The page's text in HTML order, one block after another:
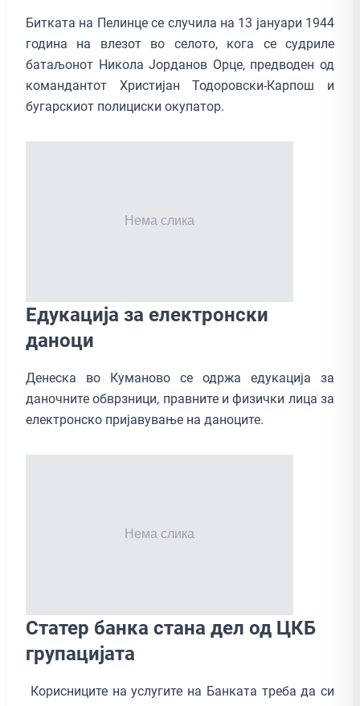
Битката на Пелинце се случила на 13 јануари 1944
година на влезот во селото, кога се судриле
батаљонот Никола Јорданов Орце, предводен од
командантот Христијан Тодоровски-Карпош и
бугарскиот полициски окупатор.
Едукација за електронски
даноци
Денеска во Куманово се одржа едукација за
даночните обврзници, правните и физички лица за
електронско пријавување на даноците.
Статер банка стана дел од ЦКБ
групацијата
Корисниците на услугите на Банката треба да си